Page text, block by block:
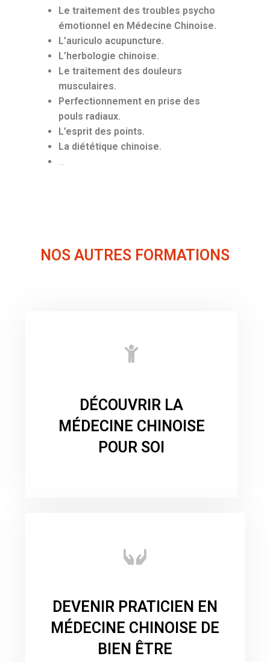
Le traitement des troubles psycho
émotionnel en Médecine Chinoise.
L’auriculo acupuncture.
L’herbologie chinoise.
Le traitement des douleurs
musculaires.
Perfectionnement en prise des
pouls radiaux.
L’esprit des points.
La diététique chinoise.
…
NOS AUTRES FORMATIONS
DÉCOUVRIR LA
MÉDECINE CHINOISE
POUR SOI
DEVENIR PRATICIEN EN
MÉDECINE CHINOISE DE
BIEN ÊTRE